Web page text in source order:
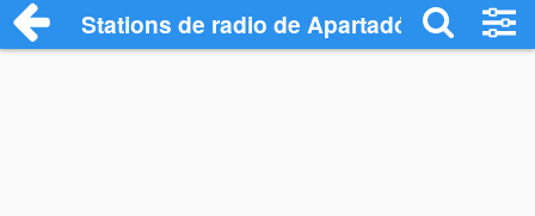
Stations de radio de Apartadó